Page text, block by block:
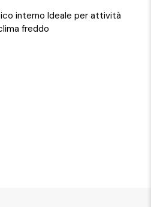
interno Ideale per attività
freddo